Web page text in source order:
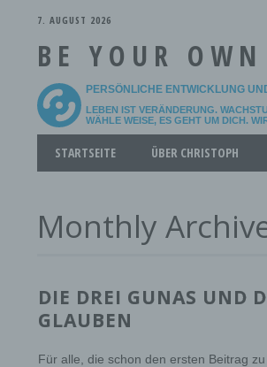
7. AUGUST 2026
BE YOUR OWN
PERSÖNLICHE ENTWICKLUNG
LEBEN IST VERÄNDERUNG.
WÄHLE WEISE, ES GEHT UM DICH.
Main menu
STARTSEITE ÜBER CHRISTOPH
Monthly
DIE DREI GUNAS UND
GLAUBEN
Für alle, die schon den ersten Beitrag